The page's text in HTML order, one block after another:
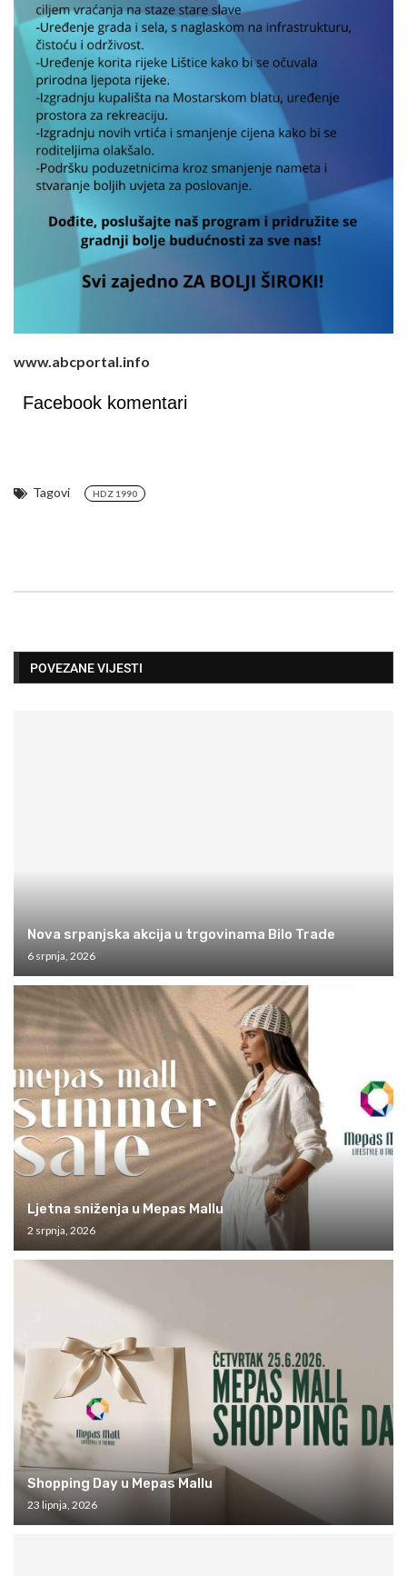
www.abcportal.info
Facebook komentari
Tagovi HDZ 1990
POVEZANE VIJESTI
Nova srpanjska akcija u trgovinama Bilo Trade
6 srpnja, 2026
Ljetna sniženja u Mepas Mallu
2 srpnja, 2026
Shopping Day u Mepas Mallu
23 lipnja, 2026